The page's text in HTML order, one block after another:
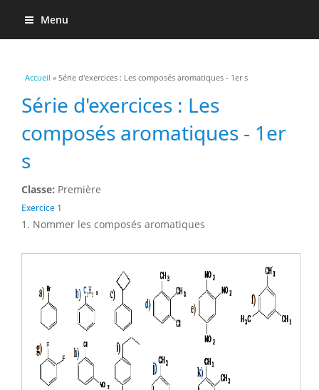
Menu
Vous êtes ici
Accueil » Série d'exercices : Les composés aromatiques - 1er s
Série d'exercices : Les
composés aromatiques - 1er
s
Classe: Première
Exercice 1
1. Nommer les composés aromatiques